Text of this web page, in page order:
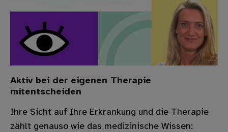
Aktiv bei der eigenen Therapie
mitentscheiden
Ihre Sicht auf Ihre Erkrankung und die Therapie
zählt genauso wie das medizinische Wissen: